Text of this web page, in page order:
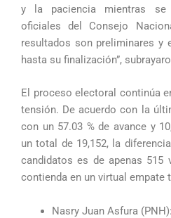
y la paciencia mientras se
oficiales del Consejo
resultados son preliminares y
hasta su finalización”,
El proceso electoral continúa
tensión. De acuerdo con la
con un 57.03 % de avance y
un total de 19,152, la
candidatos es de apenas
contienda en un virtual empate
Nasry Juan Asfura